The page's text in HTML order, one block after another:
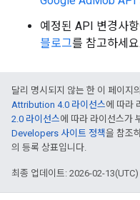
예정된 API 변경사
블로그를 참고하세요.
달리 명시되지 않는 한 이 페이지
Attribution 4.0 라이선스에 따라
2.0 라이선스에 따라 라이선스가
Developers 사이트 정책을 참조
의 등록 상표입니다.
최종 업데이트: 2026-02-13(UTC)